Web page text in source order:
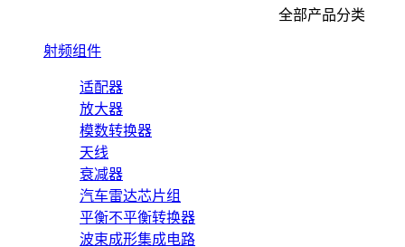
全部产品分类
射频组件
适配器
放大器
模数转换器
天线
衰减器
汽车雷达芯片组
平衡不平衡转换器
波束成形集成电路